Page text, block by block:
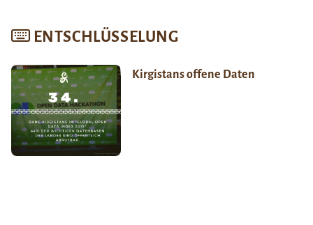
ENTSCHLÜSSELUNG
Kirgistans offene Daten